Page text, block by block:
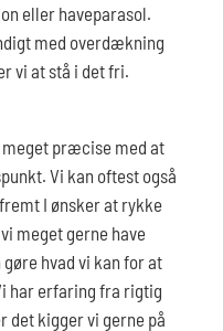
eller haveparasol.
med overdækning
vi at stå i det fri.
præcise med at
Vi kan oftest også
I ønsker at rykke
meget gerne have
hvad vi kan for at
har erfaring fra rigtig
det kigger vi gerne på